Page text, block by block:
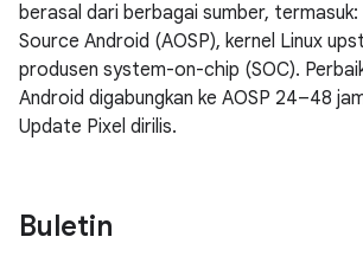
berasal dari berbagai sumber, termasuk:
Source Android (AOSP), kernel Linux
produsen system-on-chip (SOC).
Android digabungkan ke AOSP 24–48
Update Pixel dirilis.
Buletin